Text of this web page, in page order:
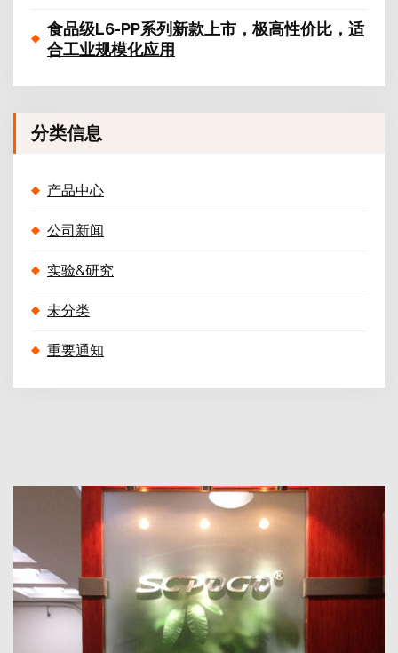
食品级L6-PP系列新款上市，极高性价比，适
合工业规模化应用
分类信息
产品中心
公司新闻
实验&研究
未分类
重要通知